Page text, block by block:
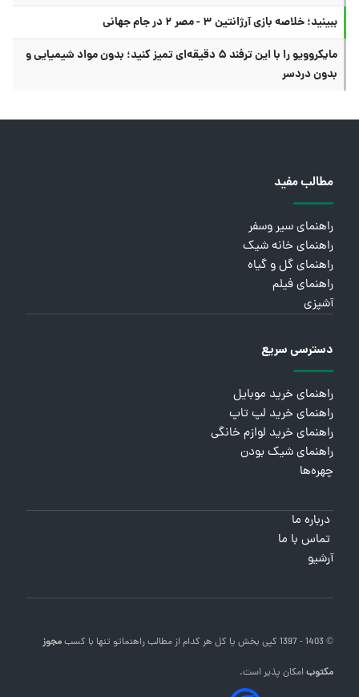
ببینید؛ خلاصه بازی آرژانتین ۳ - مصر ۲ در جام جهانی
مایکروویو را با این ترفند ۵ دقیقه‌ای تمیز کنید؛ بدون مواد شیمیایی و
بدون دردسر
مطالب مفید
راهنمای سیر وسفر
راهنمای خانه شیک
راهنمای گل و گیاه
راهنمای فیلم
آشپزی
دسترسی سریع
راهنمای خرید موبایل
راهنمای خرید لپ تاپ
راهنمای خرید لوازم خانگی
راهنمای شیک بودن
چهره‌ها
درباره ما
تماس با ما
آرشیو
© 1403 - 1397 کپی بخش یا کل هر کدام از مطالب راهنماتو تنها با کسبمجوز
مکتوبامکان پذیر است.